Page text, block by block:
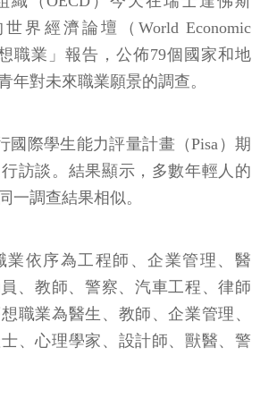
世界經濟論壇（World Economic
職業」報告，公佈79個國家和地
年對未來職業願景的調查。
國際學生能力評量計畫（Pisa）期
訪談。結果顯示，多數年輕人的
一調查結果相似。
業依序為工程師、企業管理、醫
、教師、警察、汽車工程、律師
職業為醫生、教師、企業管理、
、心理學家、設計師、獸醫、警